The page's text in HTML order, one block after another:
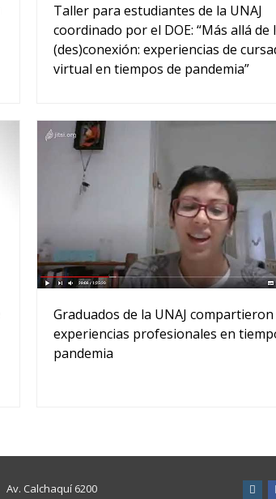
Taller para estudiantes de la UNAJ
coordinado por el DOE: “Más allá de
(des)conexión: experiencias de
virtual en tiempos de pandemia”
Graduados de la UNAJ compartieron
experiencias profesionales en
pandemia
Av. Calchaquí 6200